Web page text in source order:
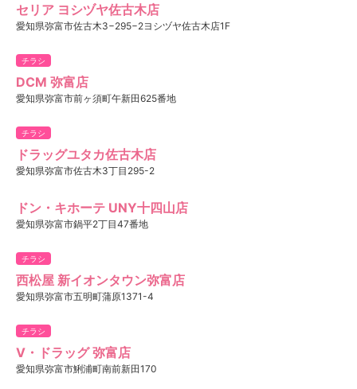
セリア ヨシヅヤ佐古木店
愛知県弥富市佐古木3−295−2ヨシヅヤ佐古木店1F
チラシ
DCM 弥富店
愛知県弥富市前ヶ須町午新田625番地
チラシ
ドラッグユタカ佐古木店
愛知県弥富市佐古木3丁目295-2
ドン・キホーテ UNY十四山店
愛知県弥富市鍋平2丁目47番地
チラシ
西松屋 新イオンタウン弥富店
愛知県弥富市五明町蒲原1371-4
チラシ
V・ドラッグ 弥富店
愛知県弥富市鯏浦町南前新田170